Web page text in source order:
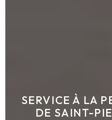
SERVICE À LA
DE SAINT-